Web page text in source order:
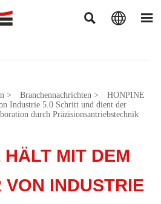
  
> Branchennachrichten >
HONPINE
Industrie 5.0 Schritt und dient der
durch Präzisionsantriebstechnik
HÄLT MIT DEM
VON INDUSTRIE